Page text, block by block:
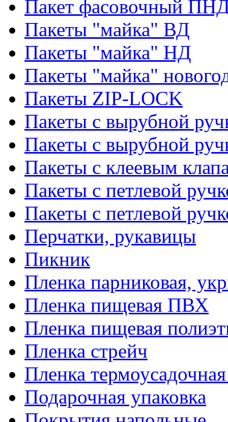
Пакет фасовочный
Пакеты "майка" ВД
Пакеты "майка" НД
Пакеты "майка"
Пакеты ZIP-LOCK
Пакеты с вырубной
Пакеты с вырубной
Пакеты с клеевым
Пакеты с петлевой
Пакеты с петлевой
Перчатки, рукавицы
Пикник
Пленка парниковая,
Пленка пищевая ПВХ
Пленка пищевая
Пленка стрейч
Пленка
Подарочная упаковка